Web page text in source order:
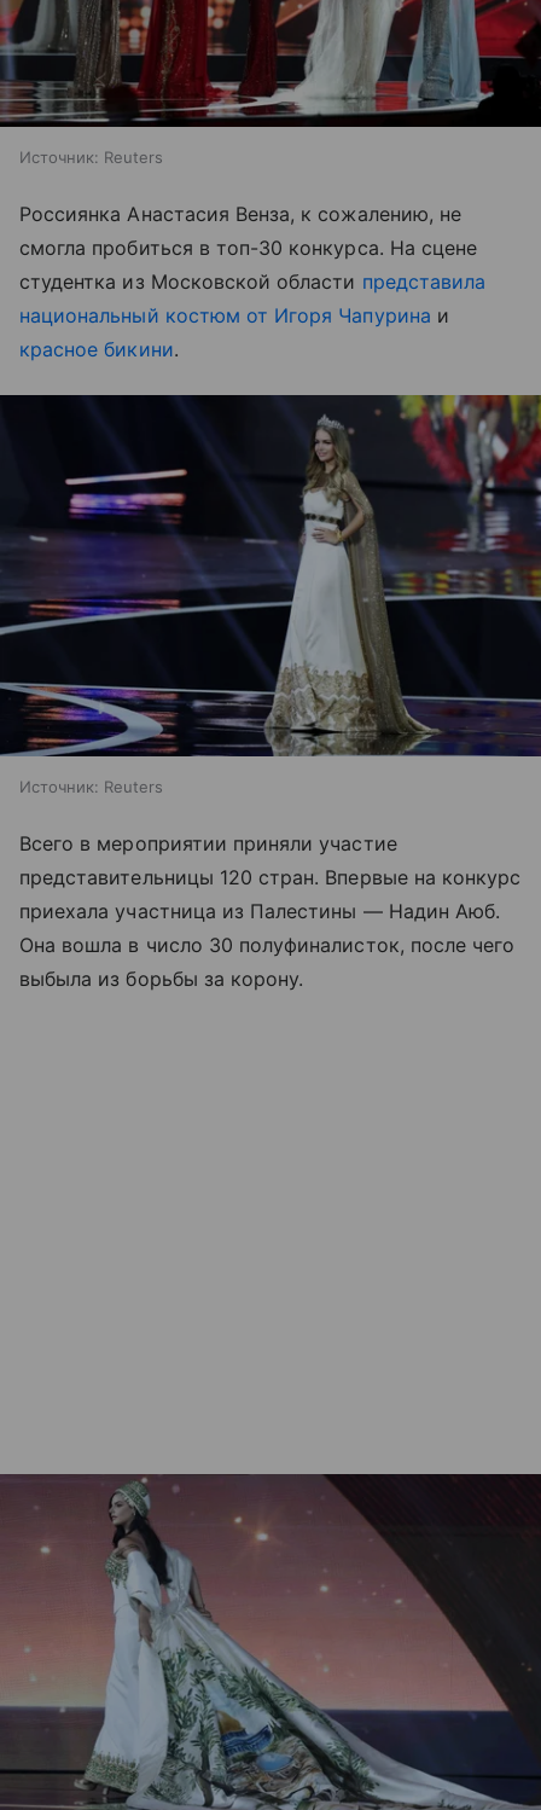
Источник: Reuters
Россиянка Анастасия Венза, к сожалению, не
смогла пробиться в топ-30 конкурса. На сцене
студентка из Московской области представила
национальный костюм от Игоря Чапурина и
красное бикини.
Источник: Reuters
Всего в мероприятии приняли участие
представительницы 120 стран. Впервые на конкурс
приехала участница из Палестины — Надин Аюб.
Она вошла в число 30 полуфиналисток, после чего
выбыла из борьбы за корону.